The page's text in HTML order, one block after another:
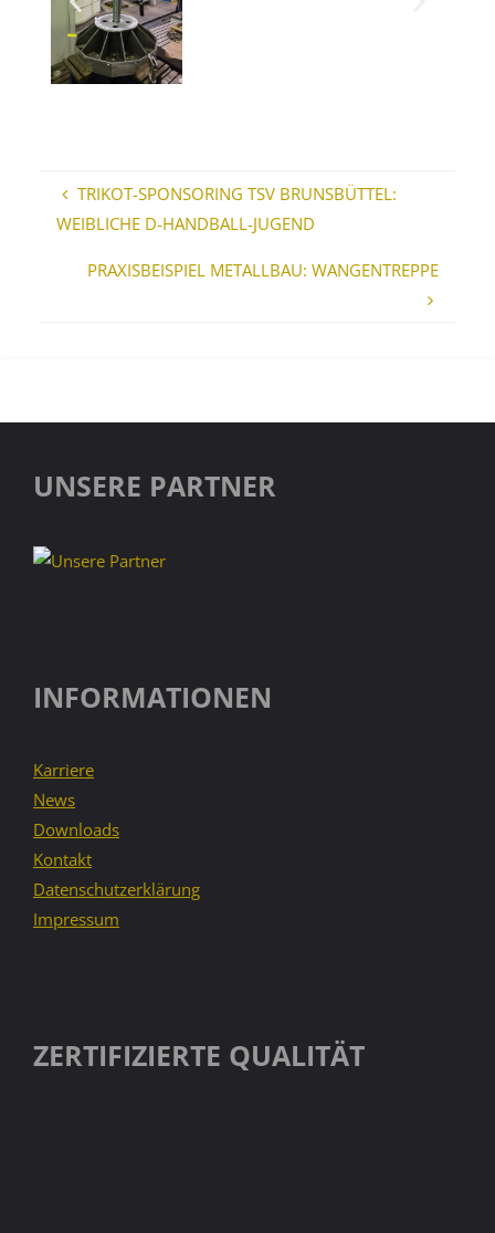
TRIKOT-SPONSORING TSV BRUNSBÜTTEL:
WEIBLICHE D-HANDBALL-JUGEND
PRAXISBEISPIEL METALLBAU: WANGENTREPPE
UNSERE PARTNER
INFORMATIONEN
Karriere
News
Downloads
Kontakt
Datenschutzerklärung
Impressum
ZERTIFIZIERTE QUALITÄT